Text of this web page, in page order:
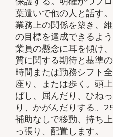
葉遣いで他の人と話す
業務上の関係を築き、
の目標を達成できるよ
業員の懸念に耳を傾け
質に関する期待と基準
時間または勤務シフト
座り、または歩く。頭
ばし、屈んだり、ひね
り、かがんだりする。
補助なしで移動、持ち
っ張り、配置します。